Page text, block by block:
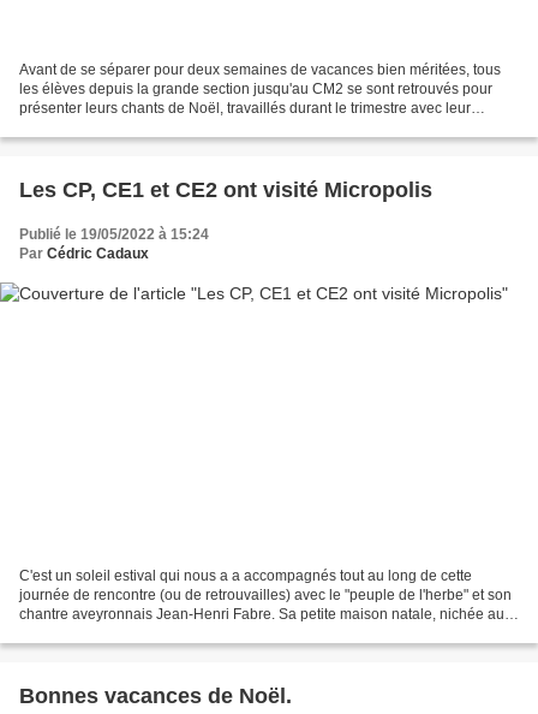
Avant de se séparer pour deux semaines de vacances bien méritées, tous
les élèves depuis la grande section jusqu'au CM2 se sont retrouvés pour
présenter leurs chants de Noël, travaillés durant le trimestre avec leur
Les CP, CE1 et CE2 ont visité Micropolis
Publié le 19/05/2022 à 15:24
Par Cédric Cadaux
C'est un soleil estival qui nous a a accompagnés tout au long de cette
journée de rencontre (ou de retrouvailles) avec le "peuple de l'herbe" et son
chantre aveyronnais Jean-Henri Fabre. Sa petite maison natale, nichée au
Bonnes vacances de Noël.